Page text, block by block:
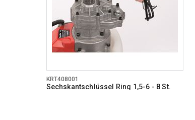
KRT408001
Sechskantschlüssel Ring 1,5-6 - 8 St.